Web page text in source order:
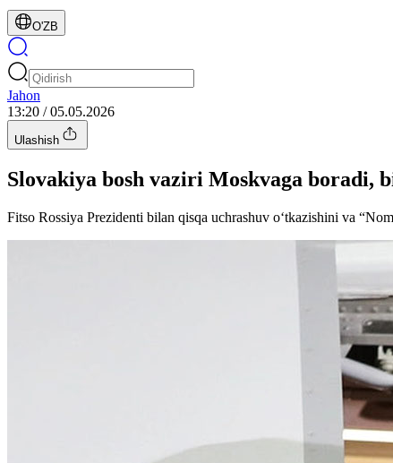
O'ZB
Jahon
13:20 / 05.05.2026
Ulashish
Slovakiya bosh vaziri Moskvaga boradi,
Fitso Rossiya Prezidenti bilan qisqa uchrashuv o‘tkazishini va